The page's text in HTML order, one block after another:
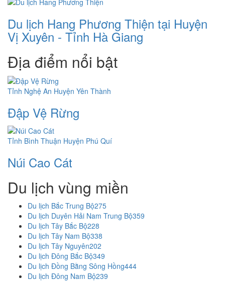
Du lịch Hang Phương Thiện tại Huyện
Vị Xuyên - Tỉnh Hà Giang
Địa điểm nổi bật
Tỉnh Nghệ An Huyện Yên Thành
Đập Vệ Rừng
Tỉnh Bình Thuận Huyện Phú Quí
Núi Cao Cát
Du lịch vùng miền
Du lịch Bắc Trung Bộ275
Du lịch Duyên Hải Nam Trung Bộ359
Du lịch Tây Bắc Bộ228
Du lịch Tây Nam Bộ338
Du lịch Tây Nguyên202
Du lịch Đông Bắc Bộ349
Du lịch Đồng Bằng Sông Hồng444
Du lịch Đông Nam Bộ239